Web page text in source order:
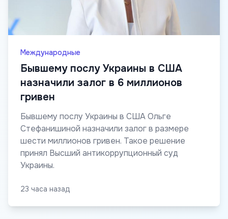
Международные
Бывшему послу Украины в США
назначили залог в 6 миллионов
гривен
Бывшему послу Украины в США Ольге
Стефанишиной назначили залог в размере
шести миллионов гривен. Такое решение
принял Высший антикоррупционный суд
Украины.
23 часа назад